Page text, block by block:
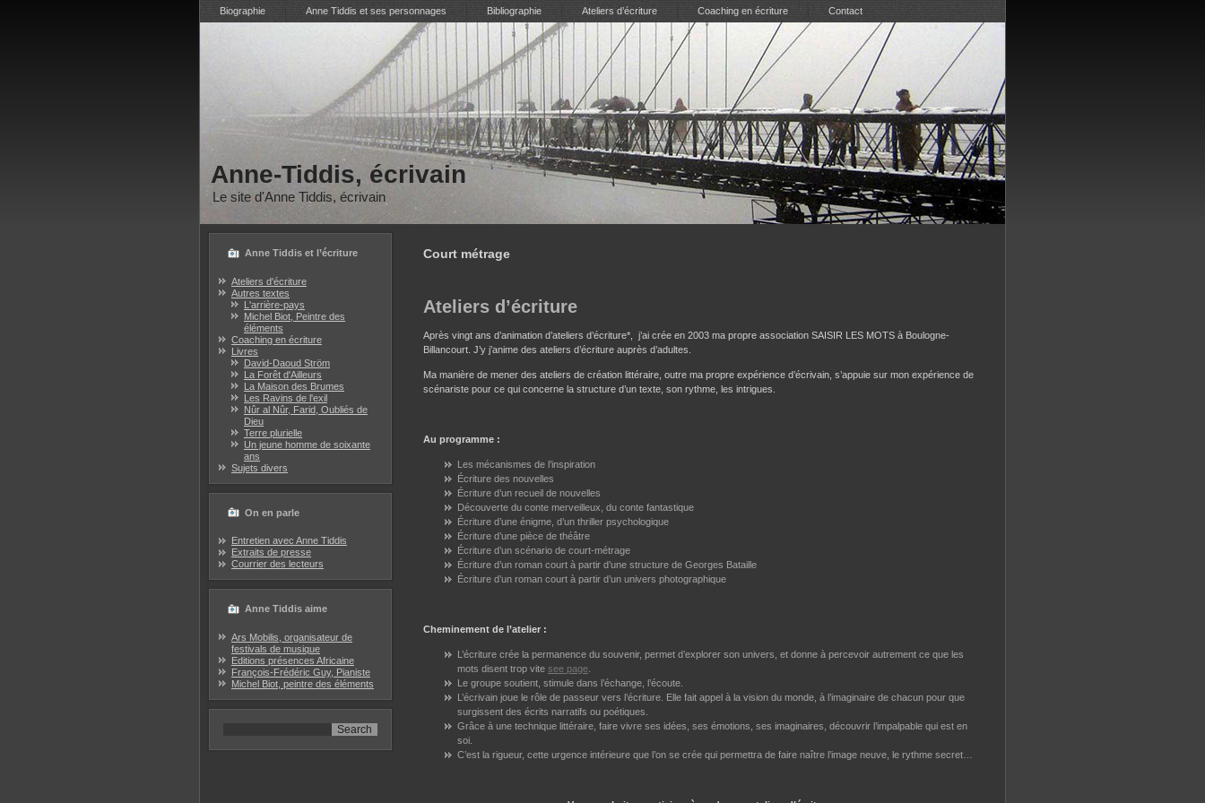
Biographie Anne Tiddis et ses personnages Bibliographie Ateliers d’écriture Coaching en écriture Contact
Anne-Tiddis, écrivain
Le site d'Anne Tiddis, écrivain
Anne Tiddis et l’écriture
Ateliers d'écriture
Autres textes
L'arrière-pays
Michel Biot, Peintre des
éléments
Coaching en écriture
Livres
David-Daoud Ström
La Forêt d'Ailleurs
La Maison des Brumes
Les Ravins de l'exil
Nûr al Nûr, Farid, Oubliés de
Dieu
Terre plurielle
Un jeune homme de soixante
ans
Sujets divers
On en parle
Entretien avec Anne Tiddis
Extraits de presse
Courrier des lecteurs
Anne Tiddis aime
Ars Mobilis, organisateur de
festivals de musique
Editions présences Africaine
François-Frédéric Guy, Pianiste
Michel Biot, peintre des éléments
Court métrage
Ateliers d’écriture
Après vingt ans d’animation d’ateliers d’écriture*, j’ai crée en 2003 ma propre association SAISIR LES MOTS à Boulogne-
Billancourt. J’y j’anime des ateliers d’écriture auprès d’adultes.
Ma manière de mener des ateliers de création littéraire, outre ma propre expérience d’écrivain, s’appuie sur mon expérience de
scénariste pour ce qui concerne la structure d’un texte, son rythme, les intrigues.
Au programme :
Les mécanismes de l’inspiration
Écriture des nouvelles
Écriture d’un recueil de nouvelles
Découverte du conte merveilleux, du conte fantastique
Écriture d’une énigme, d’un thriller psychologique
Écriture d’une pièce de théâtre
Écriture d’un scénario de court-métrage
Écriture d’un roman court à partir d’une structure de Georges Bataille
Écriture d’un roman court à partir d’un univers photographique
Cheminement de l’atelier :
L’écriture crée la permanence du souvenir, permet d’explorer son univers, et donne à percevoir autrement ce que les
mots disent trop vite see page
Le groupe soutient, stimule dans l’échange, l’écoute.
L’écrivain joue le rôle de passeur vers l’écriture. Elle fait appel à la vision du monde, à l’imaginaire de chacun pour que
surgissent des écrits narratifs ou poétiques.
Grâce à une technique littéraire, faire vivre ses idées, ses émotions, ses imaginaires, découvrir l’impalpable qui est en
soi.
C’est la rigueur, cette urgence intérieure que l’on se crée qui permettra de faire naître l’image neuve, le rythme secret…